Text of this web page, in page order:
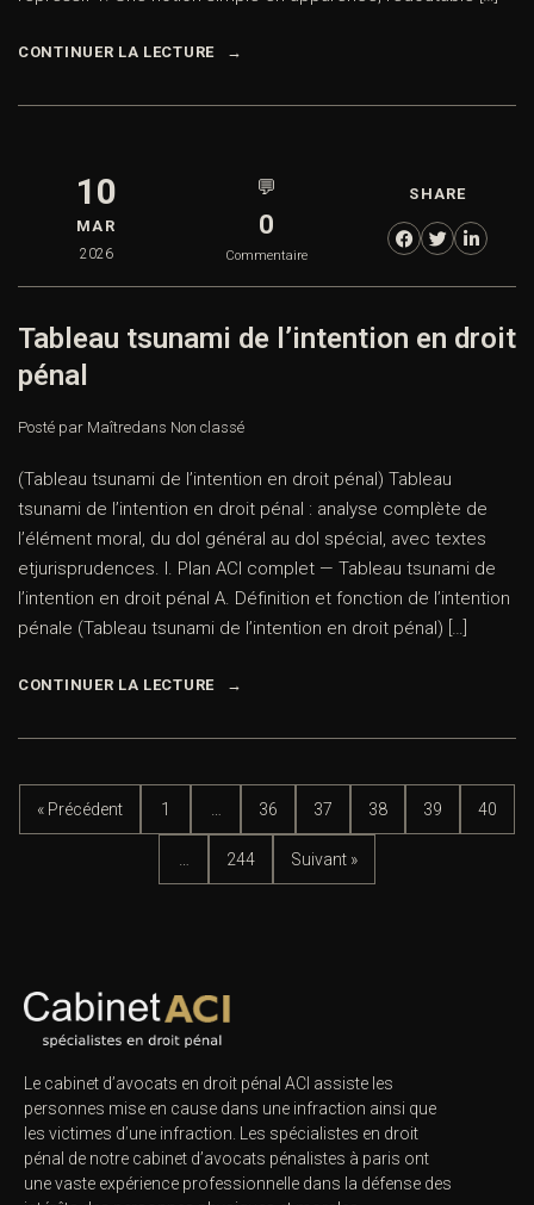
CONTINUER LA LECTURE
10
MAR
2026
💬
0
Commentaire
SHARE
Tableau tsunami de l’intention en droit
pénal
Posté par Maîtredans Non classé
(Tableau tsunami de l’intention en droit pénal) Tableau
tsunami de l’intention en droit pénal : analyse complète de
l’élément moral, du dol général au dol spécial, avec textes
etjurisprudences. I. Plan ACI complet — Tableau tsunami de
l’intention en droit pénal A. Définition et fonction de l’intention
pénale (Tableau tsunami de l’intention en droit pénal) […]
CONTINUER LA LECTURE
« Précédent 1 36 37 38 39 40
244 Suivant »
Le cabinet d’avocats en droit pénal ACI assiste les
personnes mise en cause dans une infraction ainsi que
les victimes d’une infraction. Les spécialistes en droit
pénal de notre cabinet d’avocats pénalistes à paris ont
une vaste expérience professionnelle dans la défense des